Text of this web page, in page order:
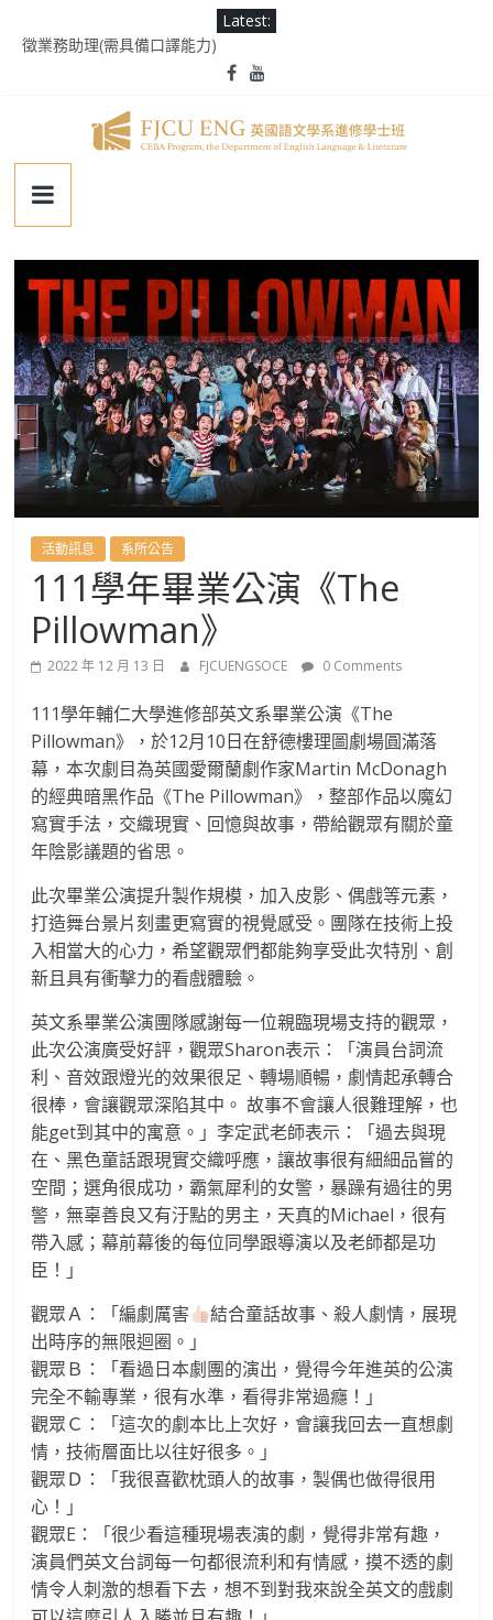
Latest:
徵業務助理(需具備口譯能力)
2025 Ms. Schaefer English Speech Contest
第二屆《英千里文學X轉譯競賽》
為受災民眾祈禱，願平安恢復
輔
仁
大
學
英
國
語
文
學
系
進
修
學
士
班
活動訊息 系所公告
111學年畢業公演《The
Pillowman》
2022 年 12 月 13 日 FJCUENGSOCE 0 Comments
111學年輔仁大學進修部英文系畢業公演《The
Pillowman》，於12月10日在舒德樓理圖劇場圓滿落
幕，本次劇目為英國愛爾蘭劇作家Martin McDonagh
的經典暗黑作品《The Pillowman》，整部作品以魔幻
寫實手法，交織現實、回憶與故事，帶給觀眾有關於童
年陰影議題的省思。
此次畢業公演提升製作規模，加入皮影、偶戲等元素，
打造舞台景片刻畫更寫實的視覺感受。團隊在技術上投
入相當大的心力，希望觀眾們都能夠享受此次特別、創
新且具有衝擊力的看戲體驗。
英文系畢業公演團隊感謝每一位親臨現場支持的觀眾，
此次公演廣受好評，觀眾Sharon表示：「演員台詞流
利、音效跟燈光的效果很足、轉場順暢，劇情起承轉合
很棒，會讓觀眾深陷其中。 故事不會讓人很難理解，也
能get到其中的寓意。」李定武老師表示：「過去與現
在、黑色童話跟現實交織呼應，讓故事很有細細品嘗的
空間；選角很成功，霸氣犀利的女警，暴躁有過往的男
警，無辜善良又有汙點的男主，天真的Michael，很有
帶入感；幕前幕後的每位同學跟導演以及老師都是功
臣！」
觀眾Ａ：「編劇厲害
結合童話故事、殺人劇情，展現
出時序的無限迴圈。」
觀眾Ｂ：「看過日本劇團的演出，覺得今年進英的公演
完全不輸專業，很有水準，看得非常過癮！」
觀眾Ｃ：「這次的劇本比上次好，會讓我回去一直想劇
情，技術層面比以往好很多。」
觀眾Ｄ：「我很喜歡枕頭人的故事，製偶也做得很用
心！」
觀眾E：「很少看這種現場表演的劇，覺得非常有趣，
演員們英文台詞每一句都很流利和有情感，摸不透的劇
情令人刺激的想看下去，想不到對我來說全英文的戲劇